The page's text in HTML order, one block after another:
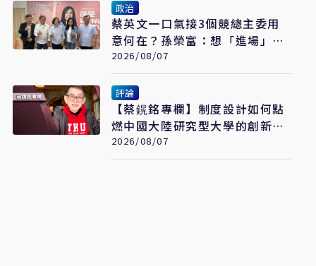
政治
蔡英文一口氣接3個競總主委用
意何在？孫榮富：想「進場」接
黨主席
2026/08/07
評論
【蔡鎤銘專欄】制度設計如何點
燃中國大陸研究型大學的創新引
擎
2026/08/07